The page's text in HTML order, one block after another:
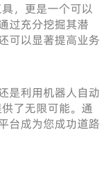
，更是一个可以
过充分挖掘其潜
可以显著提高业务
是利用机器人自动
了无限可能。通
台成为您成功道路